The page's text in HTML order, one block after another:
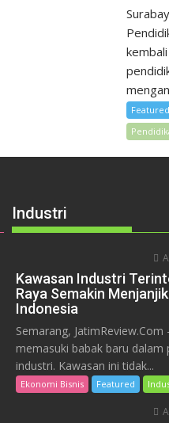
Featured
Industri
Kawasan Industri
Raya Semakin
Indonesia
Semarang,
memasuki babak baru dalam
industri. Kawasan ini tidak...
Ekonomi Bisnis Featured